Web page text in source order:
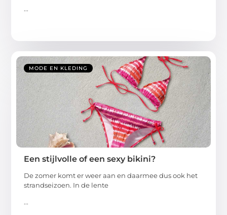
...
MODE EN KLEDING
Een stijlvolle of een sexy bikini?
De zomer komt er weer aan en daarmee dus ook het
strandseizoen. In de lente
...